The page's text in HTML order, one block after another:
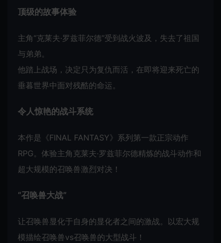
顶级的故事体验
主角“克莱夫·罗兹菲尔德”受到战火波及，失去了祖国
与弟弟。
他踏上战场，决定只为复仇而活，在即将迎来死亡的
垂暮世界中面对残酷的命运。
令人惊艳的战斗系统
本作是《FINAL FANTASY》系列第一款正宗动作
RPG。体验主角克莱夫·罗兹菲尔德精炼的战斗动作和
超大规模的召唤兽激烈对决！
“召唤兽大战”
让召唤兽显化于自身的显化者之间的激战。以宏大规
模描绘召唤兽vs召唤兽的大型战斗！